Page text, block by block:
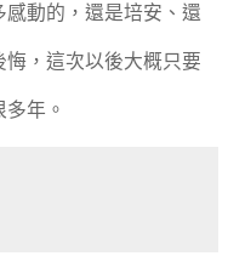
動的，還是培安、還
，這次以後大概只要
年。